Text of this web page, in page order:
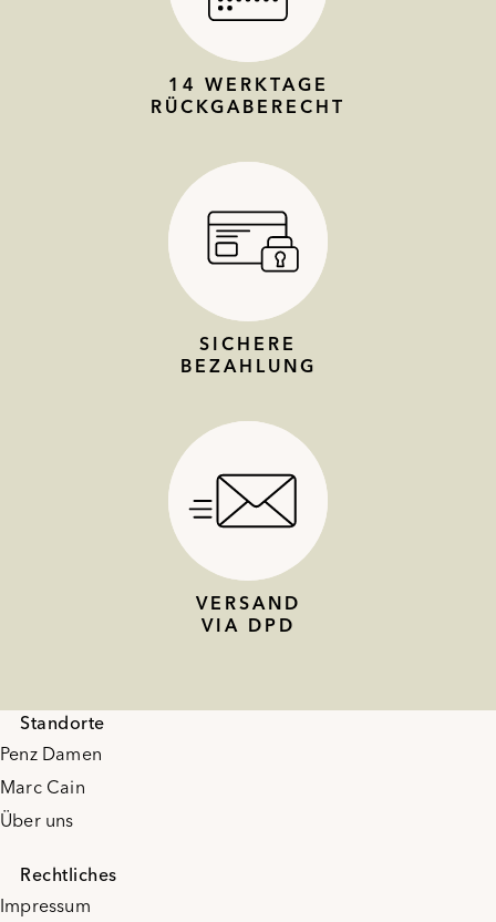
14 WERKTAGE
RÜCKGABERECHT
SICHERE
BEZAHLUNG
VERSAND
VIA DPD
Standorte
Penz Damen
Marc Cain
Über uns
Rechtliches
Impressum